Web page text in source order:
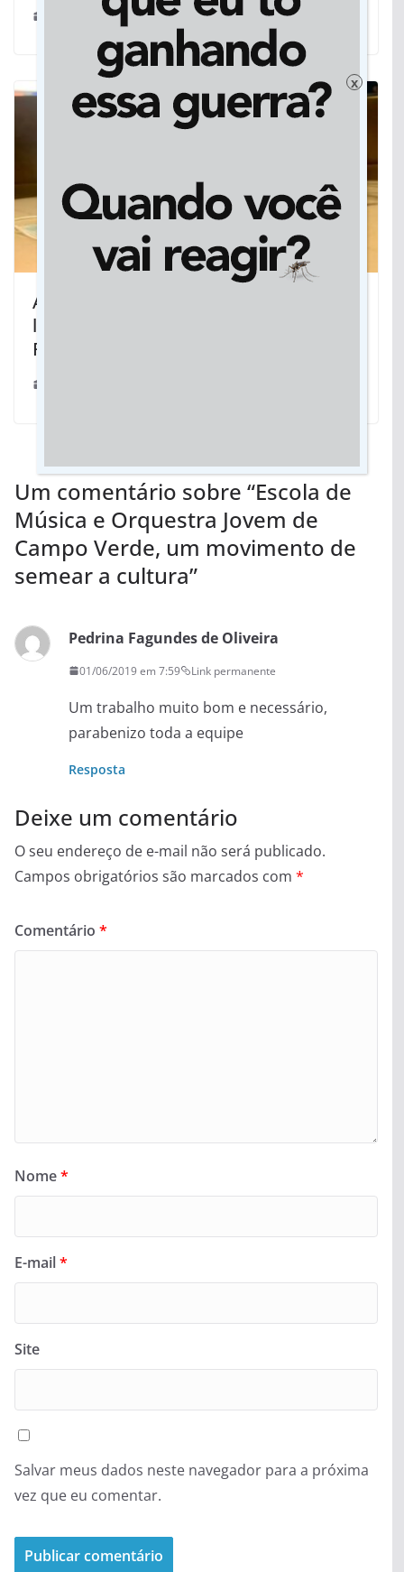
Alto risco de Covid-19 faz comércio
local retomar uso de máscara em
Rondonópolis
Um comentário sobre “Escola de
Música e Orquestra Jovem de
Campo Verde, um movimento de
semear a cultura”
Pedrina Fagundes de Oliveira
01/06/2019 em 7:59 Link permanente
Um trabalho muito bom e necessário,
parabenizo toda a equipe
Resposta
Deixe um comentário
O seu endereço de e-mail não será publicado.
Campos obrigatórios são marcados com *
Comentário *
Nome*
E-mail*
Site
Salvar meus dados neste navegador para a próxima
vez que eu comentar.
x